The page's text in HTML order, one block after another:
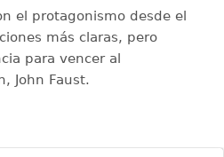
el protagonismo desde el
más claras, pero
para vencer al
John Faust.